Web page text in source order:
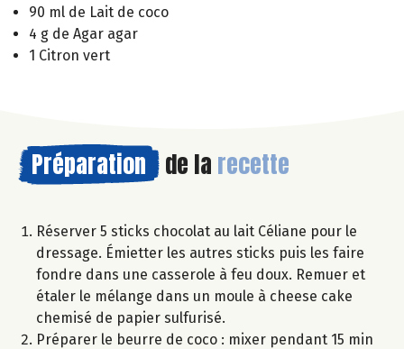
90 ml de Lait de coco
4 g de Agar agar
1 Citron vert
Préparation de la recette
Réserver 5 sticks chocolat au lait Céliane pour le
dressage. Émietter les autres sticks puis les faire
fondre dans une casserole à feu doux. Remuer et
étaler le mélange dans un moule à cheese cake
chemisé de papier sulfurisé.
Préparer le beurre de coco : mixer pendant 15 min